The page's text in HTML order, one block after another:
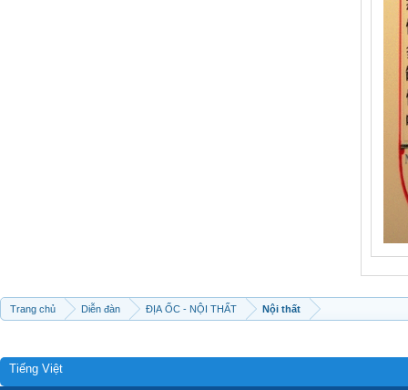
Trang chủ Diễn đàn ĐỊA ỐC - NỘI THẤT Nội thất
Tiếng Việt